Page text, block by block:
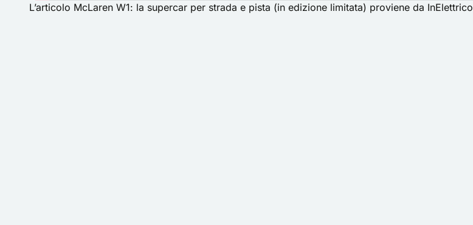
L’articolo McLaren W1: la supercar per strada e pista (in edizione limitata) proviene da InElettrico